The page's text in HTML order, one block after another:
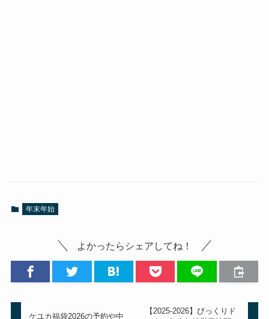
年末年始
よかったらシェアしてね！
ケユカ福袋2026の予約や中
【2025‑2026】びっくりド